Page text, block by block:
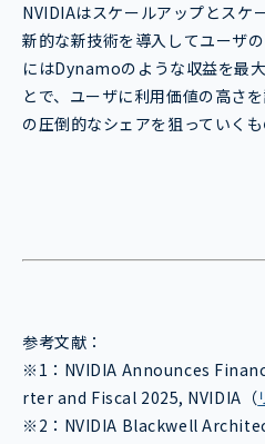
NVIDIAはスケールアップとスケ
新的な新技術を導入してユーザ
にはDynamoのような収益を最
とで、ユーザに利用価値の高さ
の圧倒的なシェアを狙っていくも
参考文献：
※1：NVIDIA Announces
rter and Fiscal 2025, NVIDIA（
※2：NVIDIA Blackwell